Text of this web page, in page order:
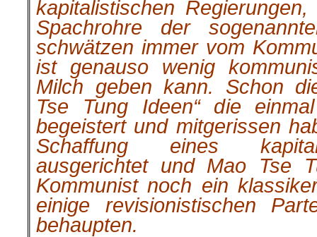
kapitalistischen
Spachrohre der
schwätzen immer vom
ist genauso wenig
Milch geben kann. Schon
Tse Tung Ideen“ die
begeistert und mitgerissen
Schaffung eines
ausgerichtet und Mao Tse
Kommunist noch ein
einige revisionistischen
behaupten.